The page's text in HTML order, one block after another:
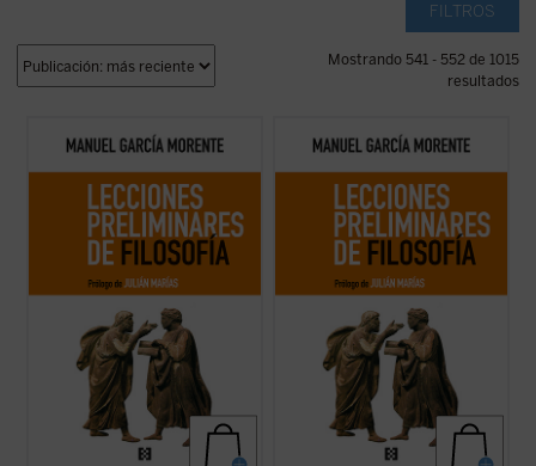
FILTROS
Mostrando 541 - 552 de 1015
resultados
Los lectores y estudiosos de estas
lecciones cuentan con un recorrido que los
humanidad ha llegado hasta aquí. Nacidas
de un curso impartido por el autor en 1937
en la universidad argentina de ...(ver ficha)
Los lectores y estudiosos de estas
lecciones cuentan con un recorrido que los
humanidad ha llegado hasta aquí. Nacidas
de un curso impartido por el autor en 1937
en la universidad argentina de ...(ver ficha)